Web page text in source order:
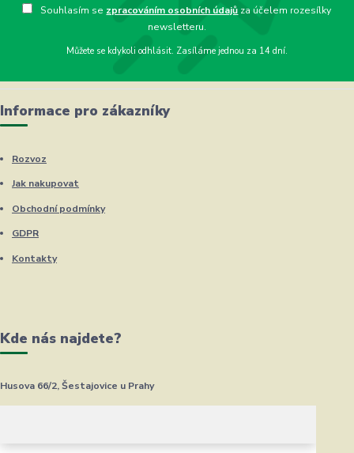
Souhlasím se zpracováním osobních údajů za účelem rozesílky
newsletteru.
Můžete se kdykoli odhlásit. Zasíláme jednou za 14 dní.
Informace pro zákazníky
Rozvoz
Jak nakupovat
Obchodní podmínky
GDPR
Kontakty
Kde nás najdete?
Husova 66/2, Šestajovice u Prahy